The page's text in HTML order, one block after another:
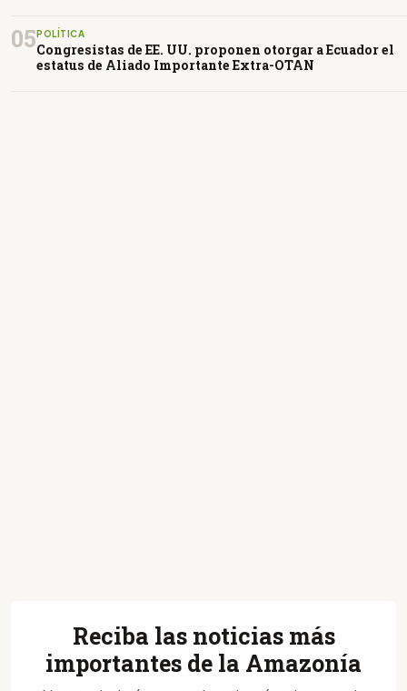
05 POLÍTICA
Congresistas de EE. UU. proponen otorgar a Ecuador el
estatus de Aliado Importante Extra-OTAN
Reciba las noticias más
importantes de la Amazonía